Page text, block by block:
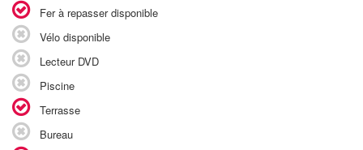
Fer à repasser disponible
Vélo disponible
Lecteur DVD
Piscine
Terrasse
Bureau